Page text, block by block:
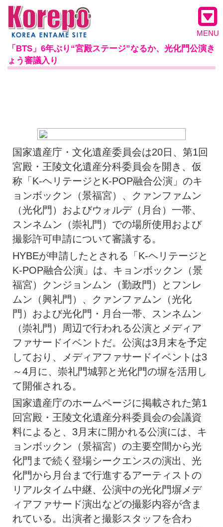
MENU
「BTS」6年ぶり“宮殿ステージ”なるか、光化門公演き
ょう審議入り
国家遺産庁・文化遺産委員会は20日、第1回
宮殿・王陵文化遺産分科委員会を開き、仮
称「K-ヘリテージとK-POP融合公演」のキ
ョンボックン（景福宮）、クァンファムン
（光化門）およびウォルデ（月台）一帯、
スンネムン（崇礼門）での場所使用および
撮影許可申請について審議する。
HYBEが申請したとされる「K-ヘリテージと
K-POP融合公演」は、キョンボックン（景
福宮）クンジョンムン（勤政門）とフンレ
ムン（興礼門）、クァンファムン（光化
門）および光化門・月台一帯、スンネムン
（崇礼門）周辺で行われる公演とメディア
ファサードイベントだ。公演は3月末を予定
しており、メディアファサードイベントは3
～4月に、崇礼門城郭と光化門の塀を活用し
て開催される。
国家遺産庁のホームページに掲載された第1
回宮殿・王陵文化遺産分科委員会の会議資
料によると、3月末に開かれる公演には、キ
ョンボックン（景福宮）の主要空間から光
化門まで続く登場シークエンスの演出、光
化門から月台まで行進するアーティストの
リアルタイム中継、公演中の光化門塀メデ
ィアファサード演出などの撮影内容が含ま
れている。出演者と撮影スタッフを合わ